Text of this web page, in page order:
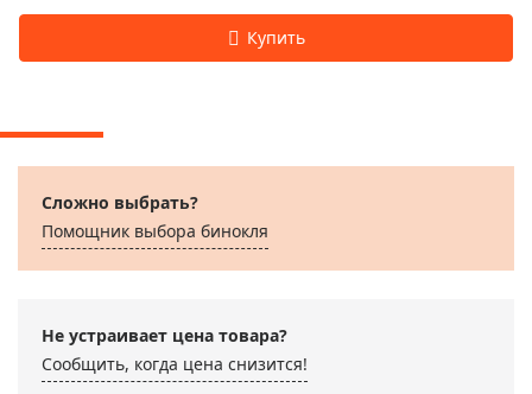
Сложно выбрать?
Помощник выбора бинокля
Не устраивает цена товара?
Сообщить, когда цена снизится!